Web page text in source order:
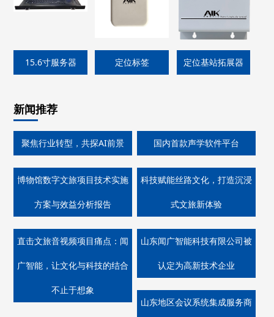
15.6寸服务器 定位标签 定位基站拓展器
新闻推荐
聚焦行业转型，共探AI前景 国内首款声学软件平台
博物馆数字文旅项目技术实施
方案与效益分析报告
科技赋能丝路文化，打造沉浸
式文旅新体验
直击文旅音视频项目痛点：闻
广智能，让文化与科技的结合
不止于想象
山东闻广智能科技有限公司被
认定为高新技术企业
山东地区会议系统集成服务商